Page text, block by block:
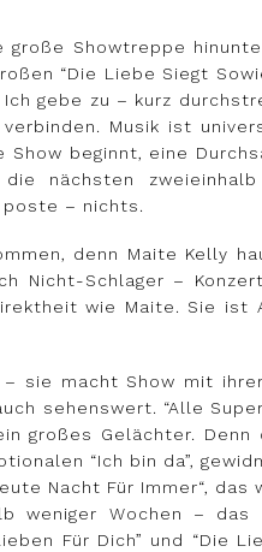
Showtreppe
“Die Liebe Siegt
gebe zu – kurz
Musik ist
beginnt, eine
nächsten
poste – nichts.
denn Maite Kelly
Nicht-Schlager –
wie Maite. Sie ist
sie macht Show mit
sehenswert. “Alle
großes Gelächter. Denn
“Ich bin da”,
Nacht Für Immer“, das
weniger Wochen –
Für Dich” und “Die